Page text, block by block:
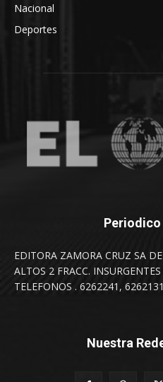
Nacional
Deportes
Periodico
EDITORA ZAMORA CRUZ SA
ALTOS 2 FRACC.
TELEFONOS . 6262241, 6262131
Nuestra